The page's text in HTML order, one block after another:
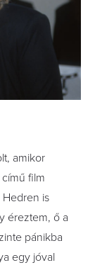
amikor
című film
Hedren is
éreztem, ő a
pánikba
egy jóval